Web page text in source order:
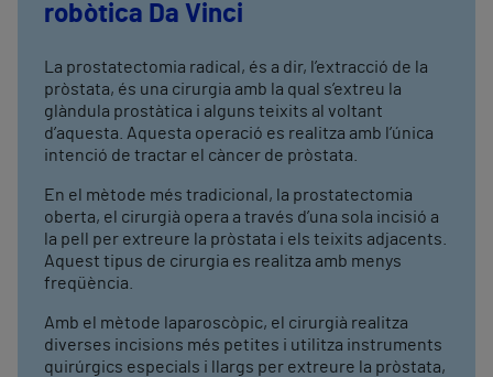
robòtica Da Vinci
La prostatectomia radical, és a dir, l’extracció de la
pròstata, és una cirurgia amb la qual s’extreu la
glàndula prostàtica i alguns teixits al voltant
d’aquesta. Aquesta operació es realitza amb l’única
intenció de tractar el càncer de pròstata.
En el mètode més tradicional, la prostatectomia
oberta, el cirurgià opera a través d’una sola incisió a
la pell per extreure la pròstata i els teixits adjacents.
Aquest tipus de cirurgia es realitza amb menys
freqüència.
Amb el mètode laparoscòpic, el cirurgià realitza
diverses incisions més petites i utilitza instruments
quirúrgics especials i llargs per extreure la pròstata,